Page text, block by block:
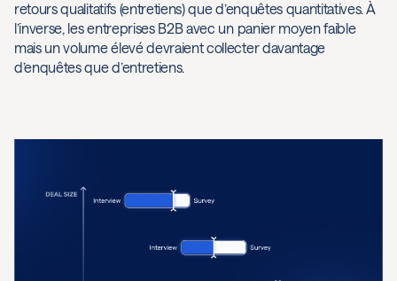
retours qualitatifs (entretiens) que d’enquêtes quantitatives. À
l’inverse, les entreprises B2B avec un panier moyen faible
mais un volume élevé devraient collecter davantage
d’enquêtes que d’entretiens.